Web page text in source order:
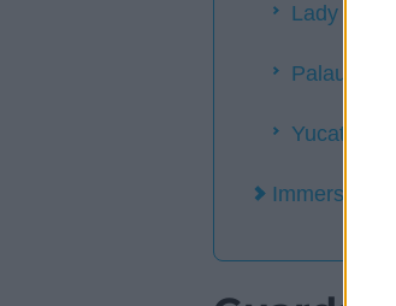
Lady
Palau,
Yucatán,
Immersioni